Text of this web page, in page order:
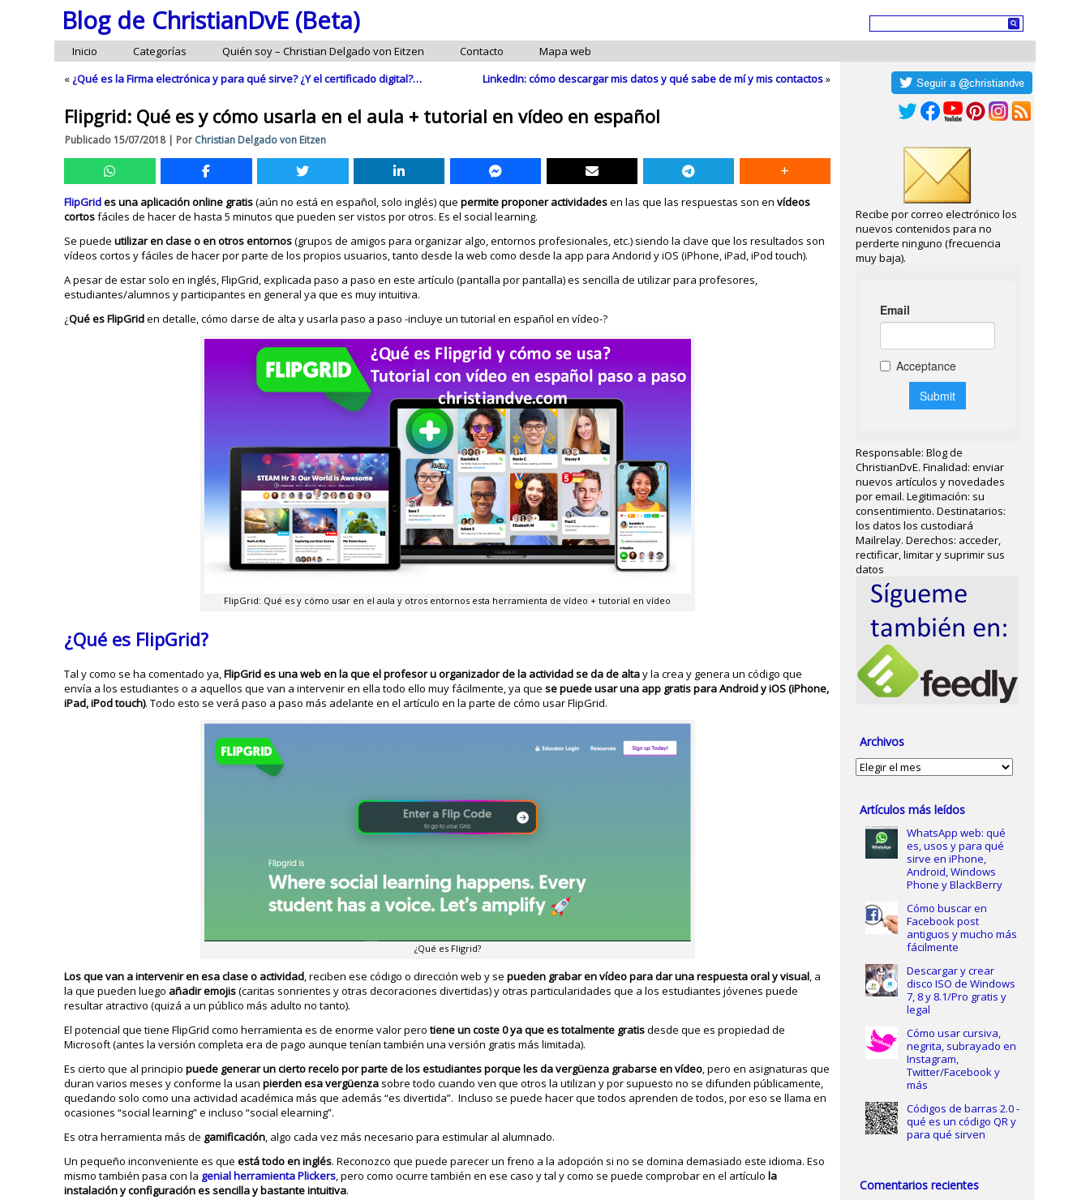
Blog de ChristianDvE (Beta)
Inicio Categorías Quién soy – Christian Delgado von Eitzen Contacto
Mapa web
« ¿Qué es la Firma electrónica y para qué sirve? ¿Y el certificado digital?… LinkedIn: cómo descargar mis datos y qué sabe de mí y mis contactos»
Flipgrid: Qué es y cómo usarla en el aula + tutorial en vídeo en español
Publicado15/07/2018| Por Christian Delgado von Eitzen
FlipGrides una aplicación online gratis(aún no está en español, solo inglés) quepermite proponer actividadesen las que las respuestas son envídeos
cortosfáciles de hacer de hasta 5 minutos que pueden ser vistos por otros. Es el social learning.
Se puedeutilizar en clase o en otros entornos(grupos de amigos para organizar algo, entornos profesionales, etc.) siendo la clave que los resultados son
vídeos cortos y fáciles de hacer por parte de los propios usuarios, tanto desde la web como desde la app para Andorid y iOS (iPhone, iPad, iPod touch).
A pesar de estar solo en inglés, FlipGrid, explicada paso a paso en este artículo (pantalla por pantalla) es sencilla de utilizar para profesores,
estudiantes/alumnos y participantes en general ya que es muy intuitiva.
¿Qué es FlipGriden detalle, cómo darse de alta y usarla paso a paso -incluye un tutorial en español en vídeo-?
FlipGrid: Qué es y cómo usar en el aula y otros entornos esta herramienta de vídeo + tutorial en vídeo
¿Qué es FlipGrid?
Tal y como se ha comentado ya,FlipGrid es una web en la que el profesor u organizador de la actividad se da de altay la crea y genera un código que
envía a los estudiantes o a aquellos que van a intervenir en ella todo ello muy fácilmente, ya quese puede usar una app gratis para Android y iOS (iPhone,
iPad, iPod touch). Todo esto se verá paso a paso más adelante en el artículo en la parte de cómo usar FlipGrid.
¿Qué es Fligrid?
Los que van a intervenir en esa clase o actividad, reciben ese código o dirección web y sepueden grabar en vídeo para dar una respuesta oral y visual, a
la que pueden luego añadir emojis(caritas sonrientes y otras decoraciones divertidas) y otras particularidades que a los estudiantes jóvenes puede
resultar atractivo (quizá a un público más adulto no tanto).
El potencial que tiene FlipGrid como herramienta es de enorme valor perotiene un coste 0 ya que es totalmente gratisdesde que es propiedad de
Microsoft (antes la versión completa era de pago aunque tenían también una versión gratis más limitada).
Es cierto que al principiopuede generar un cierto recelo por parte de los estudiantes porque les da vergüenza grabarse en vídeo, pero en asignaturas que
duran varios meses y conforme la usanpierden esa vergüenza sobre todo cuando ven que otros la utilizan y por supuesto no se difunden públicamente,
quedando solo como una actividad académica más que además “es divertida”. Incluso se puede hacer que todos aprenden de todos, por eso se llama en
ocasiones “social learning” e incluso “social elearning”.
Es otra herramienta más de gamificación, algo cada vez más necesario para estimular al alumnado.
Un pequeño inconveniente es queestá todo en inglés. Reconozco que puede parecer un freno a la adopción si no se domina demasiado este idioma. Eso
mismo también pasa con la genial herramienta Plickers, pero como ocurre también en ese caso y tal y como se puede comprobar en el artículola
instalación y configuración es sencilla y bastante intuitiva.
Recibe por correo electrónico los
nuevos contenidos para no
perderte ninguno (frecuencia
muy baja).
Responsable: Blog de
ChristianDvE. Finalidad: enviar
nuevos artículos y novedades
por email. Legitimación: su
consentimiento. Destinatarios:
los datos los custodiará
Mailrelay. Derechos: acceder,
rectificar, limitar y suprimir sus
datos
Archivos
Archivos
Artículos más leídos
WhatsApp web: qué
es, usos y para qué
sirve en iPhone,
Android, Windows
Phone y BlackBerry
Cómo buscar en
Facebook post
antiguos y mucho más
fácilmente
Descargar y crear
disco ISO de Windows
7, 8 y 8.1/Pro gratis y
legal
Cómo usar cursiva,
negrita, subrayado en
Instagram,
Twitter/Facebook y
más
Códigos de barras 2.0 -
qué es un código QR y
para qué sirven
Comentarios recientes